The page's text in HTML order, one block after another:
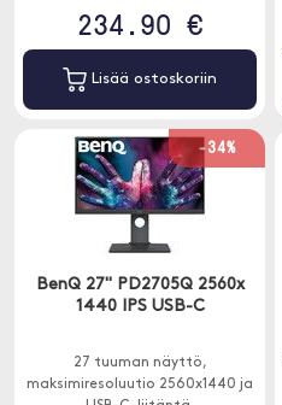
234.90 €
Lisää ostoskoriin
-34%
BenQ 27" PD2705Q 2560x
1440 IPS USB-C
27 tuuman näyttö,
maksimiresoluutio 2560x1440 ja